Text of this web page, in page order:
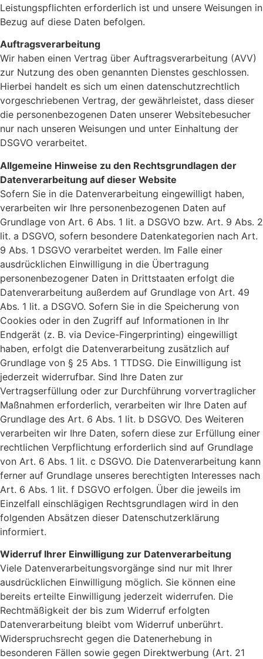
Leistungspflichten erforderlich ist und unsere Weisungen in
Bezug auf diese Daten befolgen.
Auftragsverarbeitung
Wir haben einen Vertrag über Auftragsverarbeitung (AVV)
zur Nutzung des oben genannten Dienstes geschlossen.
Hierbei handelt es sich um einen datenschutzrechtlich
vorgeschriebenen Vertrag, der gewährleistet, dass dieser
die personenbezogenen Daten unserer Websitebesucher
nur nach unseren Weisungen und unter Einhaltung der
DSGVO verarbeitet.
Allgemeine Hinweise zu den Rechtsgrundlagen der
Datenverarbeitung auf dieser Website
Sofern Sie in die Datenverarbeitung eingewilligt haben,
verarbeiten wir Ihre personenbezogenen Daten auf
Grundlage von Art. 6 Abs. 1 lit. a DSGVO bzw. Art. 9 Abs. 2
lit. a DSGVO, sofern besondere Datenkategorien nach Art.
9 Abs. 1 DSGVO verarbeitet werden. Im Falle einer
ausdrücklichen Einwilligung in die Übertragung
personenbezogener Daten in Drittstaaten erfolgt die
Datenverarbeitung außerdem auf Grundlage von Art. 49
Abs. 1 lit. a DSGVO. Sofern Sie in die Speicherung von
Cookies oder in den Zugriff auf Informationen in Ihr
Endgerät (z. B. via Device-Fingerprinting) eingewilligt
haben, erfolgt die Datenverarbeitung zusätzlich auf
Grundlage von § 25 Abs. 1 TTDSG. Die Einwilligung ist
jederzeit widerrufbar. Sind Ihre Daten zur
Vertragserfüllung oder zur Durchführung vorvertraglicher
Maßnahmen erforderlich, verarbeiten wir Ihre Daten auf
Grundlage des Art. 6 Abs. 1 lit. b DSGVO. Des Weiteren
verarbeiten wir Ihre Daten, sofern diese zur Erfüllung einer
rechtlichen Verpflichtung erforderlich sind auf Grundlage
von Art. 6 Abs. 1 lit. c DSGVO. Die Datenverarbeitung kann
ferner auf Grundlage unseres berechtigten Interesses nach
Art. 6 Abs. 1 lit. f DSGVO erfolgen. Über die jeweils im
Einzelfall einschlägigen Rechtsgrundlagen wird in den
folgenden Absätzen dieser Datenschutzerklärung
informiert.
Widerruf Ihrer Einwilligung zur Datenverarbeitung
Viele Datenverarbeitungsvorgänge sind nur mit Ihrer
ausdrücklichen Einwilligung möglich. Sie können eine
bereits erteilte Einwilligung jederzeit widerrufen. Die
Rechtmäßigkeit der bis zum Widerruf erfolgten
Datenverarbeitung bleibt vom Widerruf unberührt.
Widerspruchsrecht gegen die Datenerhebung in
besonderen Fällen sowie gegen Direktwerbung (Art. 21